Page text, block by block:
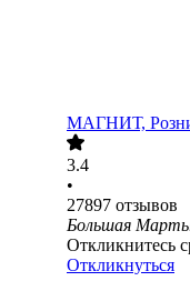
МАГНИТ,
3.4
•
27897 отзывов
Большая
Откликнитесь
Откликнуться